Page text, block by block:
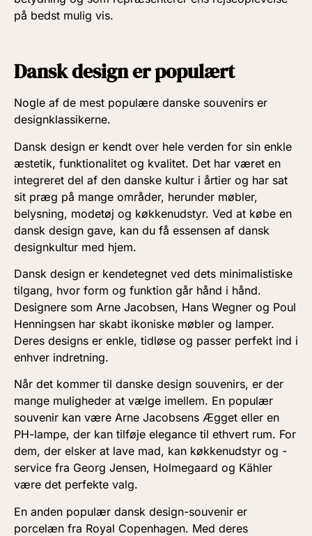
på bedst mulig vis.
Dansk design er populært
Nogle af de mest populære danske souvenirs er
designklassikerne.
Dansk design er kendt over hele verden for sin enkle
æstetik, funktionalitet og kvalitet. Det har været en
integreret del af den danske kultur i årtier og har sat
sit præg på mange områder, herunder møbler,
belysning, modetøj og køkkenudstyr. Ved at købe en
dansk design gave, kan du få essensen af dansk
designkultur med hjem.
Dansk design er kendetegnet ved dets minimalistiske
tilgang, hvor form og funktion går hånd i hånd.
Designere som Arne Jacobsen, Hans Wegner og Poul
Henningsen har skabt ikoniske møbler og lamper.
Deres designs er enkle, tidløse og passer perfekt ind i
enhver indretning.
Når det kommer til danske design souvenirs, er der
mange muligheder at vælge imellem. En populær
souvenir kan være Arne Jacobsens Ægget eller en
PH-lampe, der kan tilføje elegance til ethvert rum. For
dem, der elsker at lave mad, kan køkkenudstyr og -
service fra Georg Jensen, Holmegaard og Kähler
være det perfekte valg.
En anden populær dansk design-souvenir er
porcelæn fra Royal Copenhagen. Med deres